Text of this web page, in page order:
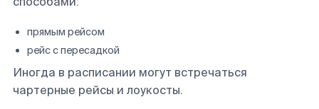
прямым рейсом
рейс с пересадкой
Иногда в расписании могут встречаться
чартерные рейсы и лоукосты.